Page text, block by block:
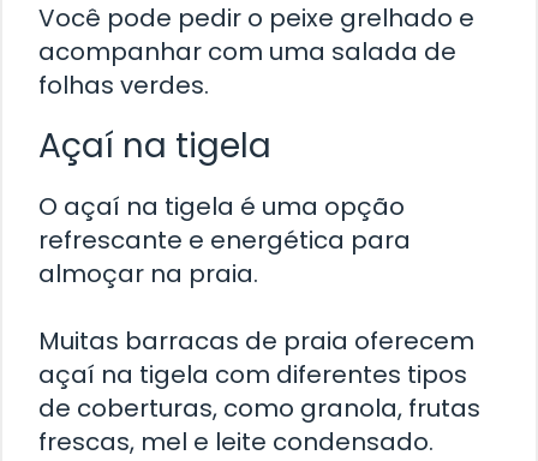
Você pode pedir o peixe grelhado e
acompanhar com uma salada de
folhas verdes.
Açaí na tigela
O açaí na tigela é uma opção
refrescante e energética para
almoçar na praia.
Muitas barracas de praia oferecem
açaí na tigela com diferentes tipos
de coberturas, como granola, frutas
frescas, mel e leite condensado.